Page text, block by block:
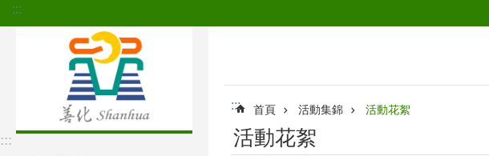
跳到主要內容區塊
:::
:::
::: 首頁 活動集錦 活動花絮
活動花絮